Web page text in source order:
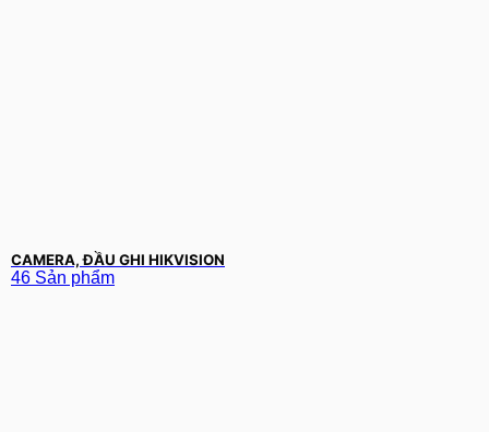
CAMERA, ĐẦU GHI HIKVISION
46 Sản phẩm